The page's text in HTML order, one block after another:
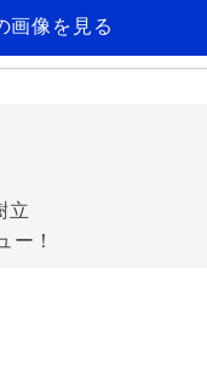
画像を見る
立
！